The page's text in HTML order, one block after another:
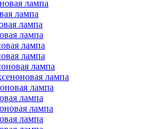
лампа
лампа
лампа
лампа
лампа
лампа
лампа
лампа
лампа
лампа
лампа
лампа